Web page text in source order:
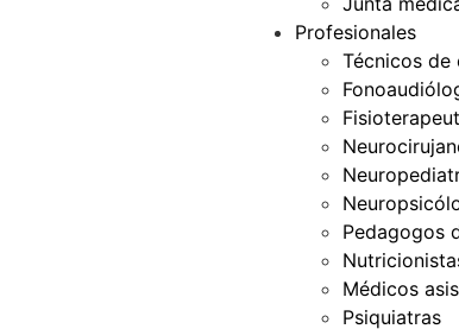
Profesionales
Técnicos
Pedagogos
Médicos
Psiquiatras